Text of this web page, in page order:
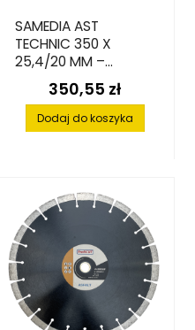
SAMEDIA AST
TECHNIC 350 X
25,4/20 MM –
TARCZA
DIAMENTOWA DO
CIĘCIA ASFALTU
Cena
350,55 zł
Dodaj do koszyka